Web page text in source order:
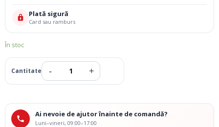
Plată sigură
Card sau ramburs
În stoc
Ai nevoie de ajutor înainte de comandă?
Luni–vineri, 09:00–17:00